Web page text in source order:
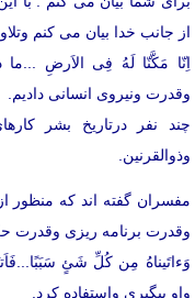
از جانب خدا بیان می کنم
اِنّا مَکَّنّا لَهُ فِی الاَرضِ ...ما
وقدرت ونیروی انسانی دادیم.
چند نفر درتاریخ بشر
وذوالقرنین.
مفسران گفته اند که منظور
وقدرت برنامه ریزی وقدرت
وَءاتَیناهُ مِن کُلِّ شَئٍ
واو پیگیری واستفاده کرد.